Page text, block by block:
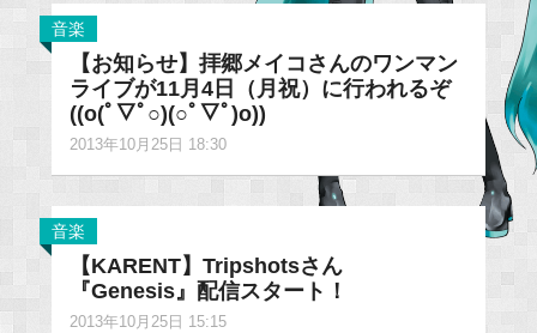
音楽
【お知らせ】拝郷メイコさんのワンマン
ライブが11月4日（月祝）に行われるぞ
((o(ﾟ▽ﾟ○)(○ﾟ▽ﾟ)o))
2013年10月25日 18:30
音楽
【KARENT】Tripshotsさん
『Genesis』配信スタート！
2013年10月25日 15:15